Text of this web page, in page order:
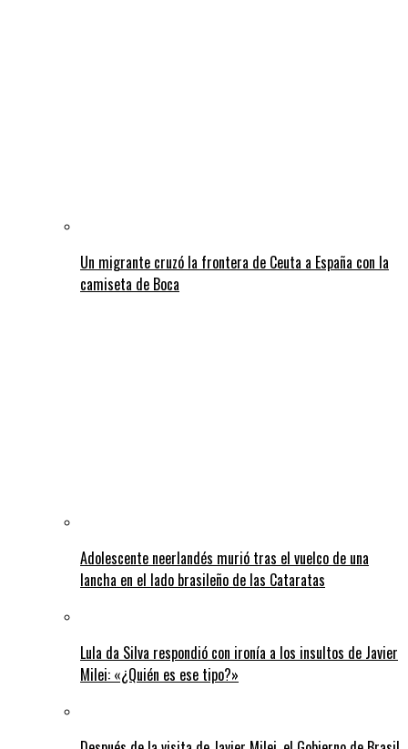
Un migrante cruzó la frontera de Ceuta a España con la
camiseta de Boca
Adolescente neerlandés murió tras el vuelco de una
lancha en el lado brasileño de las Cataratas
Lula da Silva respondió con ironía a los insultos de Javier
Milei: «¿Quién es ese tipo?»